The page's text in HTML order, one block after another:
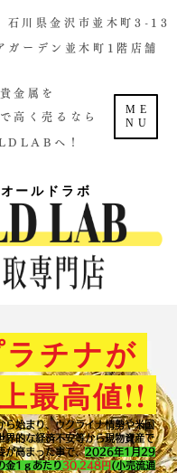
ME
NU
チナが
最高値!!
ら始まり、ウクライナ情勢や米国
界的な経済不安等から現物資産で
が高まった事で、2026年1月29
金1ｇあたり30,248円 (小売流通
川県金沢市並木町3-13
ガーデン並木町1階店舗​
金属を
高く売るなら
へ！
オールドラボ